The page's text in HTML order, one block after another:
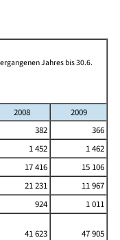
Jahres bis 30.6.
2008
2009
382
366
1 452
1 462
17 416
15 106
21 231
11 967
924
1 011
41 623 47 905